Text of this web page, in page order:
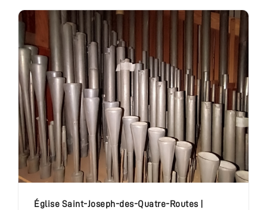
église Saint-Joseph-des-Quatre-Routes|